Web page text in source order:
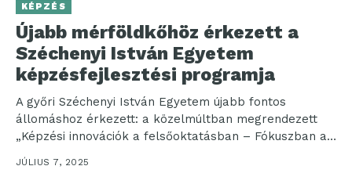
KÉPZÉS
Újabb mérföldkőhöz érkezett a
Széchenyi István Egyetem
képzésfejlesztési programja
A győri Széchenyi István Egyetem újabb fontos
állomáshoz érkezett: a közelmúltban megrendezett
„Képzési innovációk a felsőoktatásban – Fókuszban a
JÚLIUS 7, 2025